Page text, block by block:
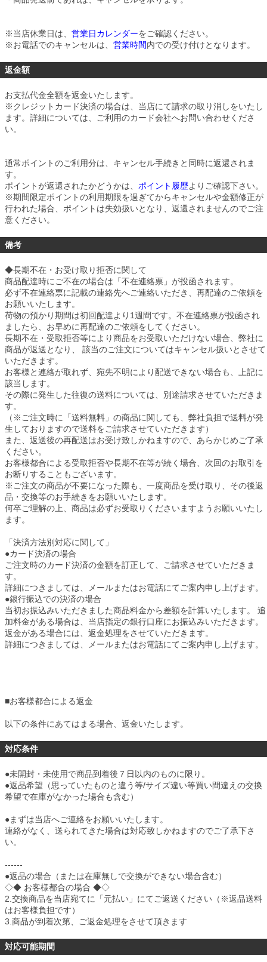
※当店休業日は、 営業日カレンダーをご確認ください。
※お電話でのキャンセルは、 営業時間内での受け付けとなります。
返金額
お支払代金全額を返金いたします。
※クレジットカード決済の場合は、当店にて請求の取り消しをいたし
ます。詳細については、ご利用のカード会社へお問い合わせくださ
い。
通常ポイントのご利用分は、キャンセル手続きと同時に返還されま
す。
ポイントが返還されたかどうかは、 ポイント履歴よりご確認下さい。
※期間限定ポイントの利用期限を過ぎてからキャンセルや金額修正が
行われた場合、ポイントは失効扱いとなり、返還されませんのでご注
意ください。
備考
◆長期不在・お受け取り拒否に関して
商品配達時にご不在の場合は「不在連絡票」が投函されます。
必ず不在連絡票に記載の連絡先へご連絡いただき、再配達のご依頼を
お願いいたします。
荷物の預かり期間は初回配達より1週間です。不在連絡票が投函され
ましたら、お早めに再配達のご依頼をしてください。
長期不在・受取拒否等により商品をお受取いただけない場合、弊社に
商品が返送となり、 該当のご注文についてはキャンセル扱いとさせて
いただきます。
お客様と連絡が取れず、宛先不明により配送できない場合も、上記に
該当します。
その際に発生した往復の送料については、別途請求させていただきま
す。
（※ご注文時に「送料無料」の商品に関しても、弊社負担で送料が発
生しておりますので送料をご請求させていただきます）
また、返送後の再配送はお受け致しかねますので、あらかじめご了承
ください。
お客様都合による受取拒否や長期不在等が続く場合、次回のお取引を
お断りすることもございます。
※ご注文の商品が不要になった際も、一度商品を受け取り、その後返
品・交換等のお手続きをお願いいたします。
何卒ご理解の上、商品は必ずお受取りくださいますようお願いいたし
ます。
「決済方法別対応に関して」
●カード決済の場合
ご注文時のカード決済の金額を訂正して、ご請求させていただきま
す。
詳細につきましては、メールまたはお電話にてご案内申し上げます。
●銀行振込での決済の場合
当初お振込みいただきました商品料金から差額を計算いたします。 追
加料金がある場合は、当店指定の銀行口座にお振込みいただきます。
返金がある場合には、返金処理をさせていただきます。
詳細につきましては、メールまたはお電話にてご案内申し上げます。
■お客様都合による返金
以下の条件にあてはまる場合、返金いたします。
対応条件
●未開封・未使用で商品到着後７日以内のものに限り。
●返品希望（思っていたものと違う等/サイズ違い等買い間違えの交換
希望で在庫がなかった場合も含む）
●まずは当店へご連絡をお願いいたします。
連絡がなく、送られてきた場合は対応致しかねますのでご了承下さ
い。
------
●返品の場合（または在庫無しで交換ができない場合含む）
◇◆ お客様都合の場合 ◆◇
2.交換商品を当店宛てに「元払い」にてご返送ください（※返品送料
はお客様負担です）
3.商品が到着次第、ご返金処理をさせて頂きます
対応可能期間